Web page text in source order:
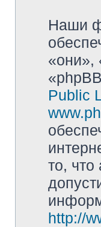
Наши
«они»,
Public
то,
http://